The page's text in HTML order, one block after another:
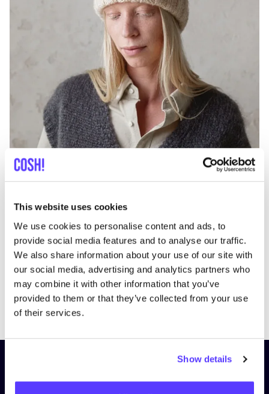
This website uses cookies
We use cookies to personalise content and ads, to
provide social media features and to analyse our traffic.
We also share information about your use of our site with
our social media, advertising and analytics partners who
may combine it with other information that you’ve
provided to them or that they’ve collected from your use
of their services.
Show details
PreviousNext
Schrijf je in op onze nieuwsbrief
en blijf op de hoogte!